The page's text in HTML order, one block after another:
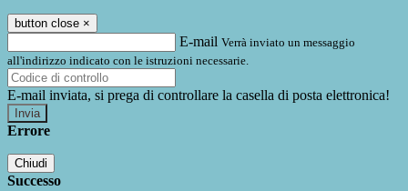
button close ×
E-mail Verrà inviato un messaggio
all'indirizzo indicato con le istruzioni necessarie.
E-mail inviata, si prega di controllare la casella di posta elettronica!
Errore
Chiudi
Successo